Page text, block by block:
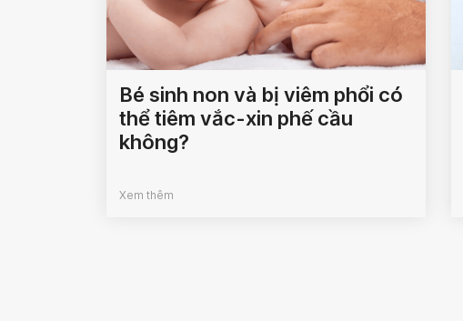
Bé sinh non và bị viêm phổi có
thể tiêm vắc-xin phế cầu
không?
Xem thêm